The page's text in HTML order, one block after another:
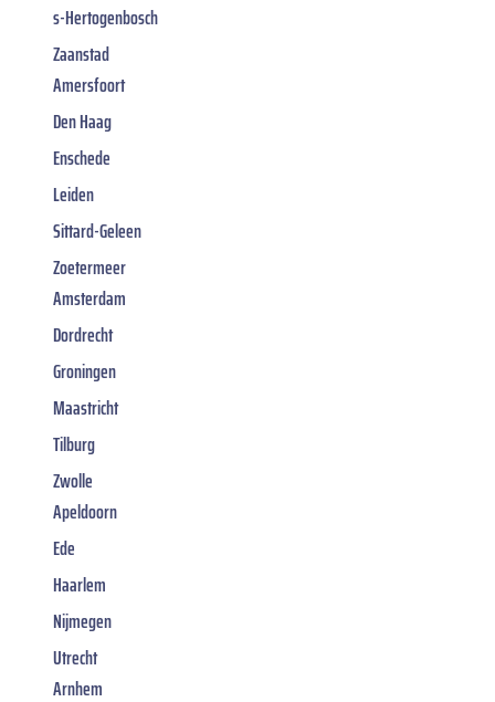
s-Hertogenbosch
Zaanstad
Amersfoort
Den Haag
Enschede
Leiden
Sittard-Geleen
Zoetermeer
Amsterdam
Dordrecht
Groningen
Maastricht
Tilburg
Zwolle
Apeldoorn
Ede
Haarlem
Nijmegen
Utrecht
Arnhem